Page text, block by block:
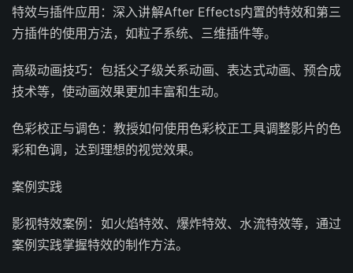
特效与插件应用：深入讲解After Effects内置的特效和第三
方插件的使用方法，如粒子系统、三维插件等。
高级动画技巧：包括父子级关系动画、表达式动画、预合成
技术等，使动画效果更加丰富和生动。
色彩校正与调色：教授如何使用色彩校正工具调整影片的色
彩和色调，达到理想的视觉效果。
案例实践
影视特效案例：如火焰特效、爆炸特效、水流特效等，通过
案例实践掌握特效的制作方法。